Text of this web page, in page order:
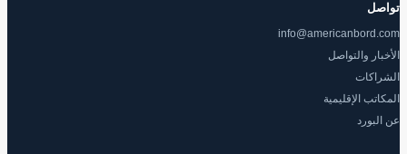
تواصل
info@americanbord.com
الأخبار والتواصل
الشراكات
المكاتب الإقليمية
عن البورد